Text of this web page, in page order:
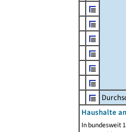
Haushalte
In bundesweit